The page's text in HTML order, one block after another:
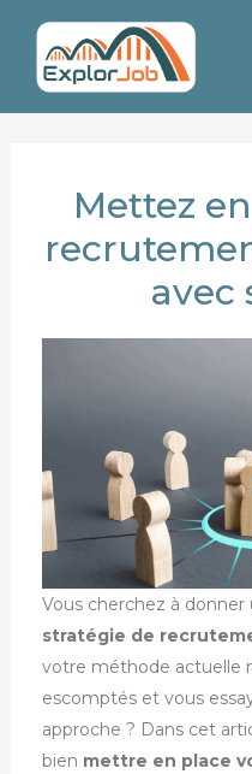
Aller
contenu
Mettez
avec
Vous cherchez à
stratégie de
votre méthode actuelle
escomptés et vous
approche ? Dans cet
bien mettre en place
Navigation
de
l’article
Rechercher